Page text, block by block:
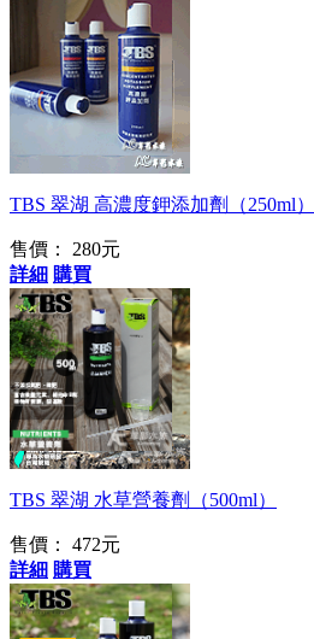
有莖類的最愛！
TBS 翠湖 高濃度鉀添加劑（250ml）
售價：
280元
詳細 購買
每日添加頭好壯壯
TBS 翠湖 水草營養劑（500ml）
售價：
472元
詳細 購買